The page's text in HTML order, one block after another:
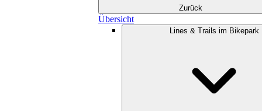
Zurück
Übersicht
Lines & Trails im Bikepark